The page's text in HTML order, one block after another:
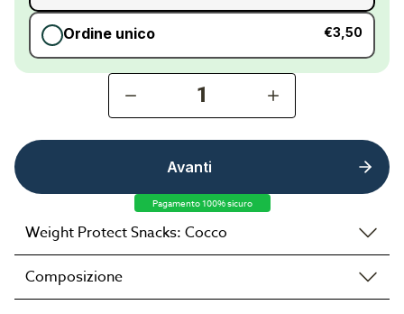
Ordine unico €3,50
1
Avanti
Pagamento 100% sicuro
Weight Protect Snacks: Cocco
Composizione